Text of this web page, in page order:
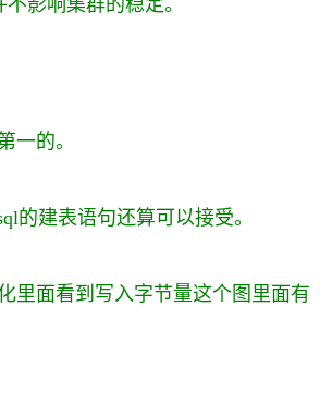
影响集群的稳定。
一的。
的建表语句还算可以接受。
里面看到写入字节量这个图里面有